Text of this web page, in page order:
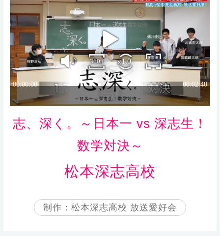
志、深く。～日本一 vs 深志生！
数学対決～
松本深志高校
制作：松本深志高校 放送愛好会